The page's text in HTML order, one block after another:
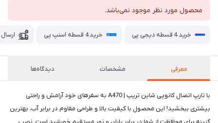
محصول مورد نظر موجود نمی‌باشد.
خرید 4 قسطه دیجی پی خرید 4 قسطه اسنپ پی
معرفی مشخصات دیدگاه‌ها
با تارپ اتصال کانوپی شاین تریپ | A470 به سفرهای خود آرامش و راحتی
بیشتری ببخشید! این محصول با کیفیت بالا و طراحی مقاوم در برابر آب، بهترین